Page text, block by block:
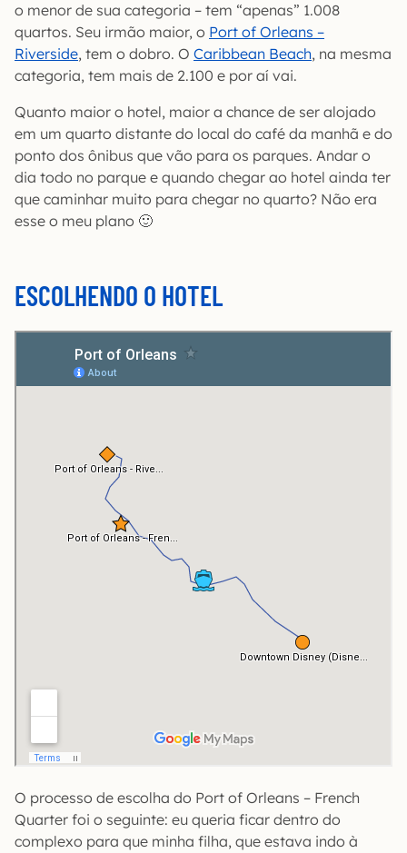
o menor de sua categoria – tem “apenas” 1.008
quartos. Seu irmão maior, o Port of Orleans –
Riverside, tem o dobro. O Caribbean Beach, na mesma
categoria, tem mais de 2.100 e por aí vai.
Quanto maior o hotel, maior a chance de ser alojado
em um quarto distante do local do café da manhã e do
ponto dos ônibus que vão para os parques. Andar o
dia todo no parque e quando chegar ao hotel ainda ter
que caminhar muito para chegar no quarto? Não era
esse o meu plano 🙂
ESCOLHENDO O HOTEL
O processo de escolha do Port of Orleans – French
Quarter foi o seguinte: eu queria ficar dentro do
complexo para que minha filha, que estava indo à